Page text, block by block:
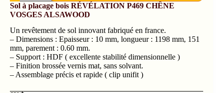
Sol à placage bois RÉVÉLATION P469 CHÊNE
VOSGES ALSAWOOD
Un revêtement de sol innovant fabriqué en france.
– Dimensions : Epaisseur : 10 mm, longueur : 1198 mm, 151
mm, parement : 0.60 mm.
– Support : HDF ( excellente stabilité dimensionnelle )
– Finition brossée vernis mat, sans solvant.
– Assemblage précis et rapide ( clip unifit )